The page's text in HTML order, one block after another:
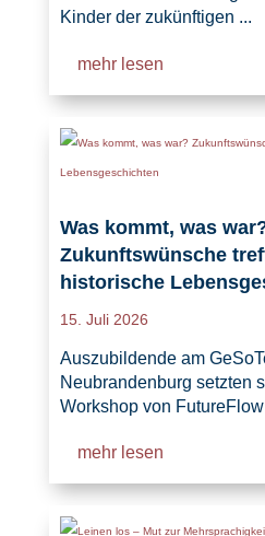
Kinder der zukünftigen ...
mehr lesen
Was kommt, was
Zukunftswünsche
historische
15. Juli 2026
Auszubildende am
Neubrandenburg setzten
Workshop von
mehr lesen